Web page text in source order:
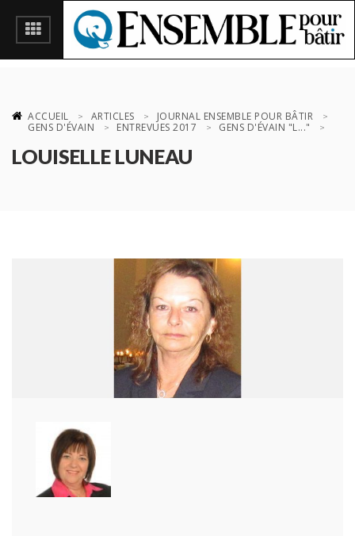
ACCUEIL ARTICLES
JOURNAL ENSEMBLE POUR BÂTIR
GENS D'ÉVAIN
ENTREVUES 2017 GENS D'ÉVAIN "L..."
LOUISELLE LUNEAU